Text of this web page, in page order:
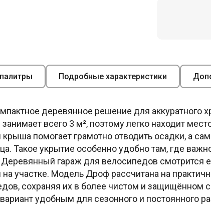
Подробные характеристики
деревянное решение для аккуратного
всего 3 м², поэтому легко находит
помогает грамотно отводить осадки, а
Такое укрытие особенно удобно там, где
гараж для велосипедов смотрится
участке. Модель Дроф рассчитана на
сохраняя их в более чистом и защищённом
удобным для сезонного и постоянного